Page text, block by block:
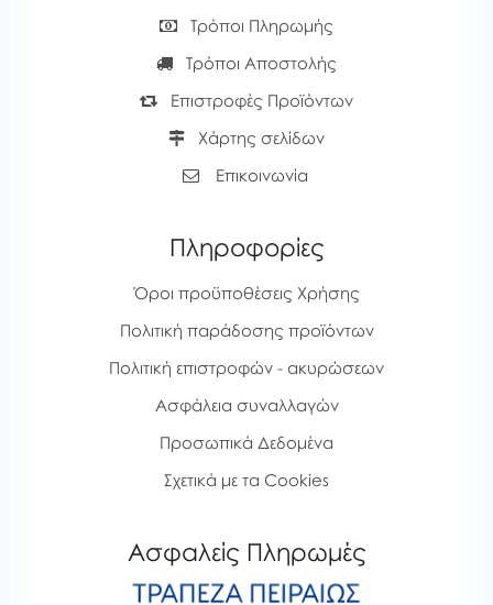
Τρόποι Πληρωμής
Τρόποι Αποστολής
Επιστροφές Προϊόντων
Χάρτης σελίδων
Επικοινωνία
Πληροφορίες
Όροι προϋποθέσεις Χρήσης
Πολιτική παράδοσης προϊόντων
Πολιτική επιστροφών - ακυρώσεων
Ασφάλεια συναλλαγών
Προσωπικά Δεδομένα
Σχετικά με τα Cookies
Ασφαλείς Πληρωμές